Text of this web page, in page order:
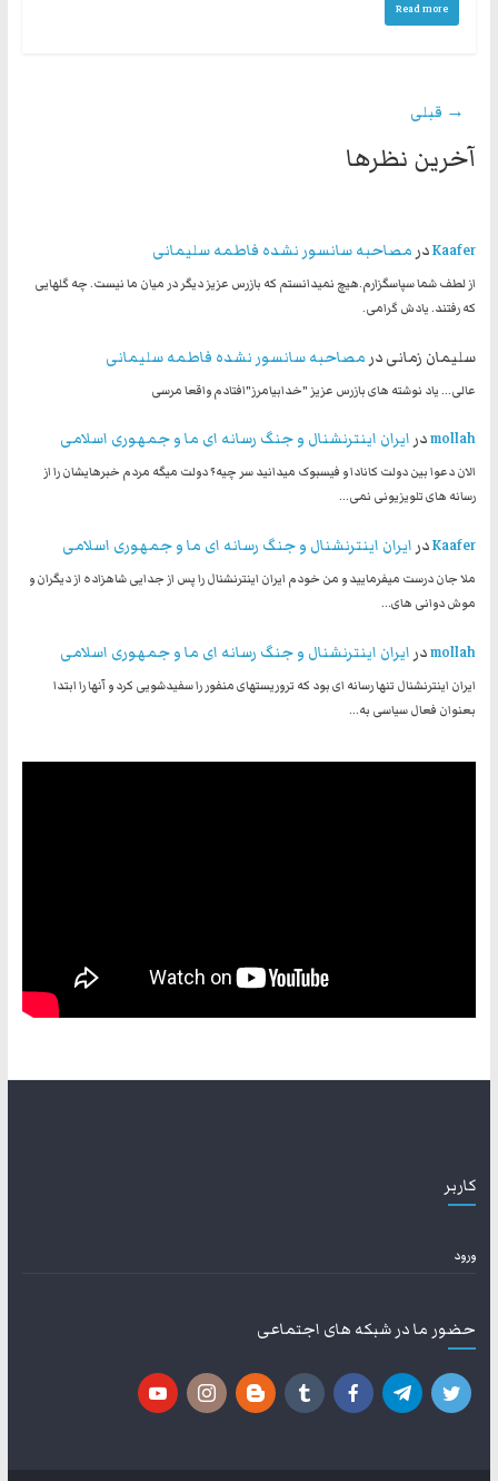
Read more
→ قبلی
آخرین نظرها
Kaaferدر مصاحبه سانسور نشده فاطمه سلیمانی
از لطف شما سپاسگزارم.هیچ نمیدانستم که بازرس عزیز دیگر در میان ما نیست. چه گلهایی
که رفتند. یادش گرامی.
سلیمان زمانی در مصاحبه سانسور نشده فاطمه سلیمانی
عالی... یاد نوشته های بازرس عزیز "خدابیامرز"افتادم واقعا مرسی
mollahدر ایران اینترنشنال و جنگ رسانه ای ما و جمهوری اسلامی
الان دعوا بین دولت کانادا و فیسبوک میدانید سر چیه؟ دولت میگه مردم خبرهایشان را از
رسانه های تلویزیونی نمی…
Kaaferدر ایران اینترنشنال و جنگ رسانه ای ما و جمهوری اسلامی
ملا جان درست میفرمایید و من خودم ایران اینترنشنال را پس از جدایی شاهزاده از دیگران و
موش دوانی های…
mollahدر ایران اینترنشنال و جنگ رسانه ای ما و جمهوری اسلامی
ایران اینترنشنال تنها رسانه ای بود که تروریستهای منفور را سفیدشویی کرد و آنها را ابتدا
بعنوان فعال سیاسی به…
کاربر
ورود
حضور ما در شبکه های اجتماعی